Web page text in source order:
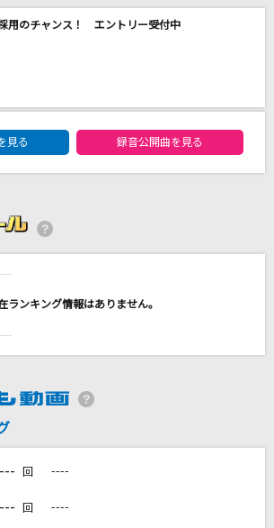
ンストッパブル]
カラオケをもっと楽しもう！
用のチャンス！ エントリー受付中
ともボーカルエントリーランキング
見る
録音公開曲を見る
回 ----
回 ----